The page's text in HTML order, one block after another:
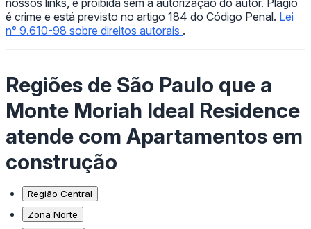
nossos links, é proibida sem a autorização do autor. Plágio
é crime e está previsto no artigo 184 do Código Penal. Lei
n° 9.610-98 sobre direitos autorais .
Regiões de São Paulo que a
Monte Moriah Ideal Residence
atende com Apartamentos em
construção
Região Central
Zona Norte